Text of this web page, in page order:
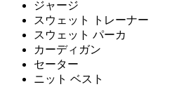
ジャージ
スウェット トレーナー
スウェット パーカ
カーディガン
セーター
ニット ベスト